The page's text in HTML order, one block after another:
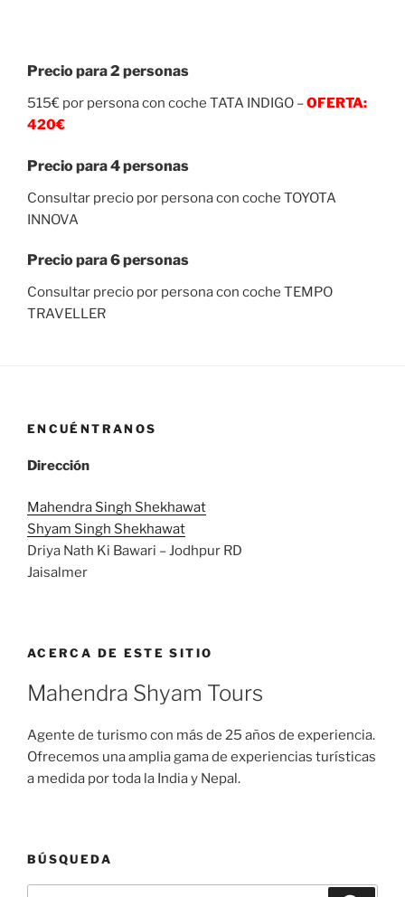
Precio para 2 personas
515€ por persona con coche TATA INDIGO –OFERTA:
420€
Precio para 4 personas
Consultar precio por persona con coche TOYOTA
INNOVA
Precio para 6 personas
Consultar precio por persona con coche TEMPO
TRAVELLER
ENCUÉNTRANOS
Dirección
Mahendra Singh Shekhawat
Shyam Singh Shekhawat
Driya Nath Ki Bawari – Jodhpur RD
Jaisalmer
ACERCA DE ESTE SITIO
Mahendra Shyam Tours
Agente de turismo con más de 25 años de experiencia.
Ofrecemos una amplia gama de experiencias turísticas
a medida por toda la India y Nepal.
BÚSQUEDA